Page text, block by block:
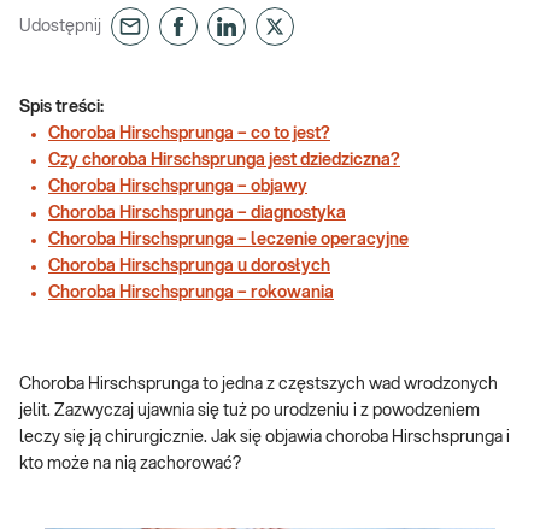
Udostępnij
Spis treści:
Choroba Hirschsprunga – co to jest?
Czy choroba Hirschsprunga jest dziedziczna?
Choroba Hirschsprunga – objawy
Choroba Hirschsprunga – diagnostyka
Choroba Hirschsprunga – leczenie operacyjne
Choroba Hirschsprunga u dorosłych
Choroba Hirschsprunga – rokowania
Choroba Hirschsprunga to jedna z częstszych wad wrodzonych
jelit. Zazwyczaj ujawnia się tuż po urodzeniu i z powodzeniem
leczy się ją chirurgicznie. Jak się objawia choroba Hirschsprunga i
kto może na nią zachorować?